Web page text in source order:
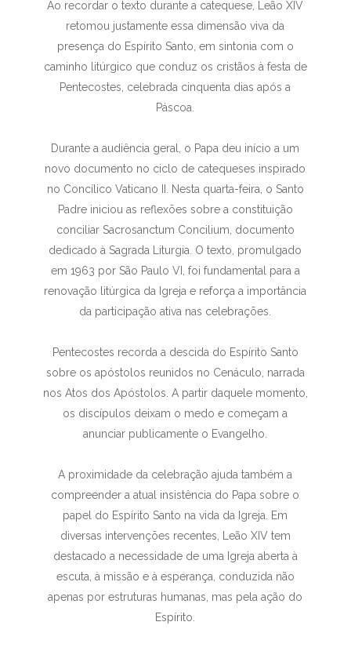
Ao recordar o texto durante a catequese, Leão XIV
retomou justamente essa dimensão viva da
presença do Espírito Santo, em sintonia com o
caminho litúrgico que conduz os cristãos à festa de
Pentecostes, celebrada cinquenta dias após a
Páscoa.
Durante a audiência geral, o Papa deu início a um
novo documento no ciclo de catequeses inspirado
no Concílico Vaticano II. Nesta quarta-feira, o Santo
Padre iniciou as reflexões sobre a constituição
conciliar Sacrosanctum Concilium, documento
dedicado à Sagrada Liturgia. O texto, promulgado
em 1963 por São Paulo VI, foi fundamental para a
renovação litúrgica da Igreja e reforça a importância
da participação ativa nas celebrações.
Pentecostes recorda a descida do Espírito Santo
sobre os apóstolos reunidos no Cenáculo, narrada
nos Atos dos Apóstolos. A partir daquele momento,
os discípulos deixam o medo e começam a
anunciar publicamente o Evangelho.
A proximidade da celebração ajuda também a
compreender a atual insistência do Papa sobre o
papel do Espírito Santo na vida da Igreja. Em
diversas intervenções recentes, Leão XIV tem
destacado a necessidade de uma Igreja aberta à
escuta, à missão e à esperança, conduzida não
apenas por estruturas humanas, mas pela ação do
Espírito.